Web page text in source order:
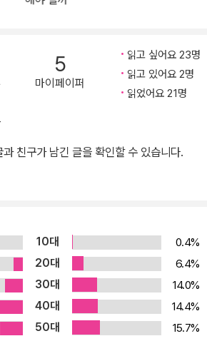
종 철학서라고 볼 수 있다. 알코올 중독
걷는다면, 내 의지로 걷는 것인가, ‘걷기가
출소를 1년여 앞둔 지금 그의 출소를 막아달
. 당시 심신미약으로 인한 감형 때문에 많
꼈다. 조두순뿐만 아니라 술에 취한 자가 끔
립하기 위해서는 행위자의 책임능력이 요
행위를 제어할 능력이 떨어졌다면 행위에
들다는 것이 요지이다. 하지만 어떤 사람들
한, 즉 능동적 행위라고 주장한다. 누군가
이 아니라면 술을 마신 행위에서부터 책임
리의 의지는 어디서부터 우리 행동에 개입
5
마이페이퍼
읽고 싶어요 23명
읽고 있어요 2명
읽었어요 21명
친구가 남긴 글을 확인할 수 있습니다.
10대
0.4%
20대
6.4%
30대
14.0%
40대
14.4%
50대
15.7%